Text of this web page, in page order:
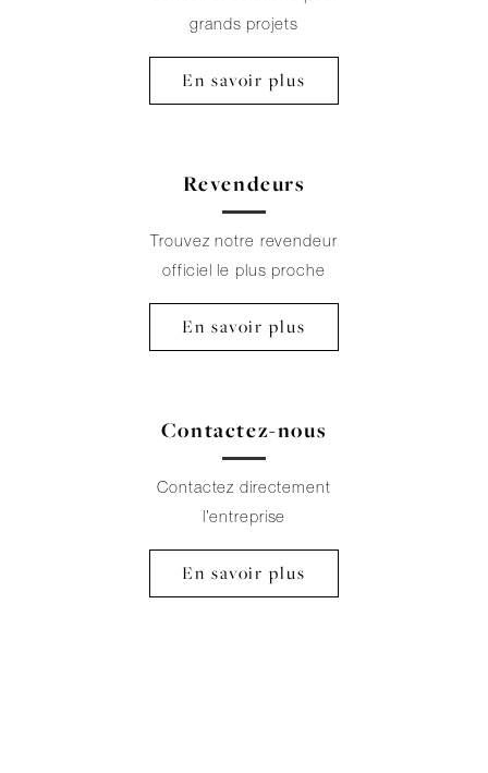
grands projets
En savoir plus
Revendeurs
Trouvez notre revendeur
officiel le plus proche
En savoir plus
Contactez-nous
Contactez directement
l’entreprise
En savoir plus